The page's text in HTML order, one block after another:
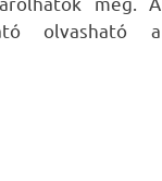
olvasható a